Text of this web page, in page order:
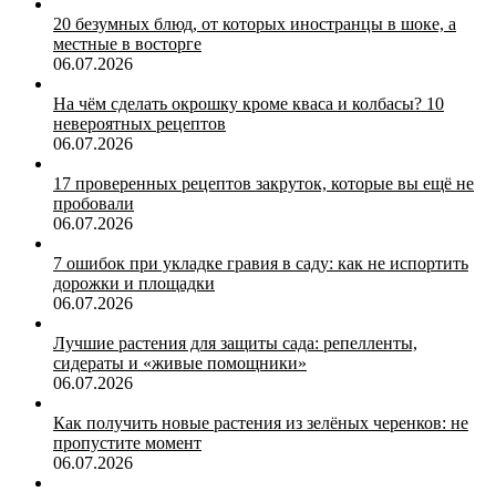
20 безумных блюд, от которых иностранцы в шоке, а
местные в восторге
06.07.2026
На чём сделать окрошку кроме кваса и колбасы? 10
невероятных рецептов
06.07.2026
17 проверенных рецептов закруток, которые вы ещё не
пробовали
06.07.2026
7 ошибок при укладке гравия в саду: как не испортить
дорожки и площадки
06.07.2026
Лучшие растения для защиты сада: репелленты,
сидераты и «живые помощники»
06.07.2026
Как получить новые растения из зелёных черенков: не
пропустите момент
06.07.2026